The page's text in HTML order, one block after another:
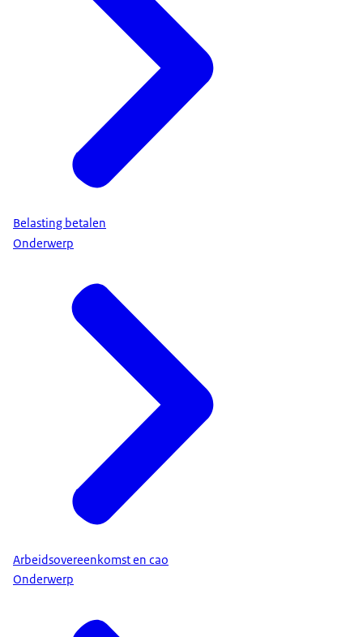
Belasting betalen
Onderwerp
Arbeidsovereenkomst en cao
Onderwerp